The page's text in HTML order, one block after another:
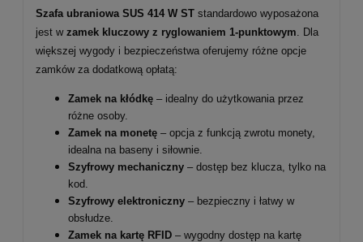
Szafa ubraniowa SUS 414 W ST standardowo wyposażona
jest w zamek kluczowy z ryglowaniem 1-punktowym . Dla
większej wygody i bezpieczeństwa oferujemy różne opcje
zamków za dodatkową opłatą:
Zamek na kłódkę – idealny do użytkowania przez
różne osoby.
Zamek na monetę – opcja z funkcją zwrotu monety,
idealna na baseny i siłownie.
Szyfrowy mechaniczny – dostęp bez klucza, tylko na
kod.
Szyfrowy elektroniczny – bezpieczny i łatwy w
obsłudze.
Zamek na kartę RFID – wygodny dostęp na kartę